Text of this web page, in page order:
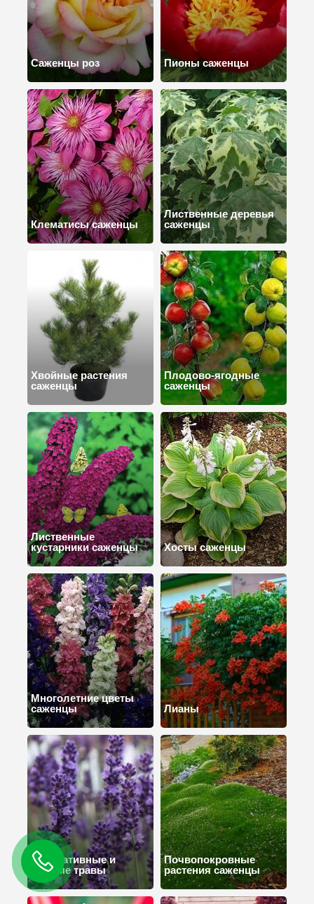
Саженцы роз Пионы саженцы
Клематисы саженцы
Лиственные деревья
саженцы
Хвойные растения
саженцы
Плодово-ягодные
саженцы
Лиственные
кустарники саженцы
Хосты саженцы
Многолетние цветы
саженцы
Лианы
Декоративные и
пряные травы
Почвопокровные
растения саженцы